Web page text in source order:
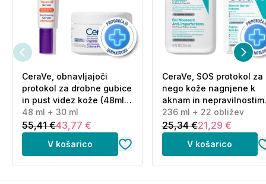
vatirano blazinico ali jo preprosto razpršite po
obrazu z razdalje vsaj 20 cm. Preden meglico
razpršite na obraz, zaprite oči. Kožo bo navlažila,
osvežila in ji povrnila ravnovesje.
Kot osvežilna meglica:
idealna za vroče dni, ko
koža potrebuje vlago in takojšnjo svežino.
Kot naravna dišava:cvetno vodico razpršite po
zapestjih, vratu ali laseh in uživajte v nežni naravni
dišavi.
Sestavine (INCI):
CeraVe, obnavljajoči
protokol za drobne gubice
in pust videz kože (48ml
+ 30 ml)
48 ml + 30 ml
55,41 €43,77 €
V košarico
CeraVe, SOS protokol za
nego kože nagnjene k
aknam in nepravilnostim
(236 ml + 22 obližev)
236 ml + 22 obližev
25,34 €21,29 €
V košarico